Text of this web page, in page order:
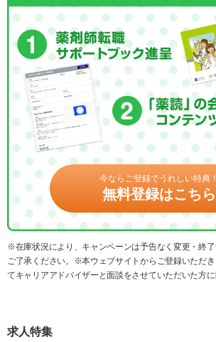
今ならご登録でうれしい特典！
無料登録はこちら
※在庫状況により、キャンペーンは予告なく変更・終了
ご了承ください。※本ウェブサイトからご登録いただ
てキャリアアドバイザーと面談をさせていただいた方に
求人特集